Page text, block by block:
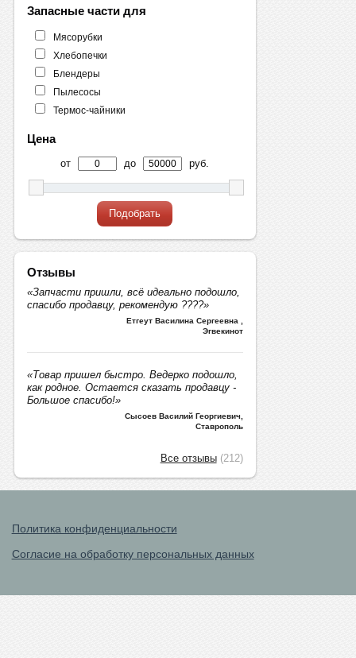
Запасные части для
Мясорубки
Хлебопечки
Блендеры
Пылесосы
Термос-чайники
Цена
от до руб.
Подобрать
Отзывы
«Запчасти пришли, всё идеально подошло,
спасибо продавцу, рекомендую ????»
Етгеут Василина Сергеевна
Эгвекинот
«Товар пришел быстро. Ведерко подошло,
как родное. Остается сказать продавцу -
Большое спасибо!»
Сысоев Василий Георгиевич,
Ставрополь
Все отзывы(212)
Политика конфиденциальности
Согласие на обработку персональных данных